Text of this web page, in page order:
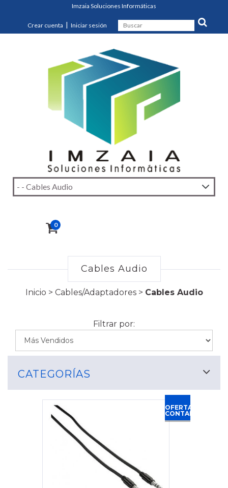
Imzaia Soluciones Informáticas
Crear cuenta | Iniciar sesión
0
Cables Audio
Inicio > Cables/Adaptadores > Cables Audio
Filtrar por:
CATEGORÍAS
OFERTA
CONTADO